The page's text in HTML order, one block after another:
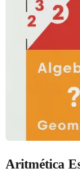
Aritmética